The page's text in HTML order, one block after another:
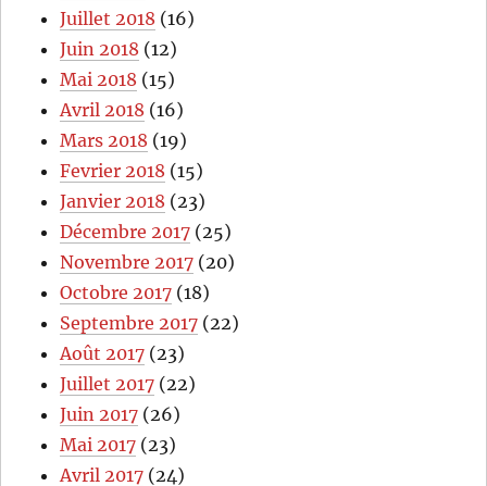
Juillet 2018 (16)
Juin 2018 (12)
Mai 2018 (15)
Avril 2018 (16)
Mars 2018 (19)
Fevrier 2018 (15)
Janvier 2018 (23)
Décembre 2017 (25)
Novembre 2017 (20)
Octobre 2017 (18)
Septembre 2017 (22)
Août 2017 (23)
Juillet 2017 (22)
Juin 2017 (26)
Mai 2017 (23)
Avril 2017 (24)